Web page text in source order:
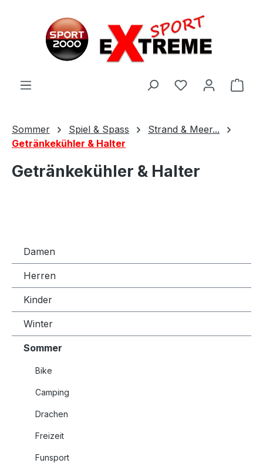
Sommer Spiel & Spass
Strand & Meer...
Getränkekühler & Halter
Getränkekühler & Halter
Damen
Herren
Kinder
Winter
Sommer
Bike
Camping
Drachen
Freizeit
Funsport